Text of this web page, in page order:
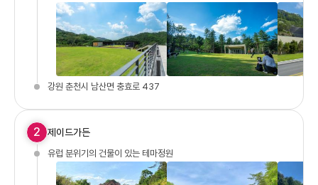
강원 춘천시 남산면 충효로 437
2 제이드가든
유럽 분위기의 건물이 있는 테마정원